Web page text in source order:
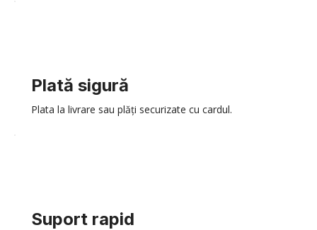
Plată sigură
Plata la livrare sau plăți securizate cu cardul.
Suport rapid